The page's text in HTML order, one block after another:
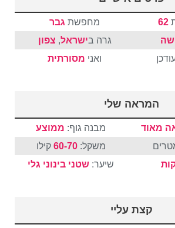
62 מחפשת גבר
גרה בישראל, צפון
ואני מסורתית
המראה שלי
מאוד מבנה גוף: ממוצע
משקל:60-70 קילו
שיער: שטני בינוני גלי
קצת עליי